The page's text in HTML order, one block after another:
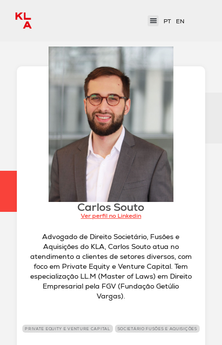
PT EN
Carlos Souto
Ver perfil no Linkedin
Advogado de Direito Societário, Fusões e
Aquisições do KLA, Carlos Souto atua no
atendimento a clientes de setores diversos, com
foco em Private Equity e Venture Capital. Tem
especialização LL.M (Master of Laws) em Direito
Empresarial pela FGV (Fundação Getúlio
Vargas).
PRIVATE EQUITY E VENTURE CAPITAL SOCIETÁRIO FUSÕES E AQUISIÇÕES